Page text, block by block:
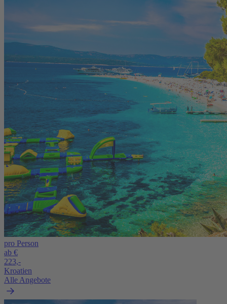
pro Person
ab €
223,-
Kroatien
Alle Angebote